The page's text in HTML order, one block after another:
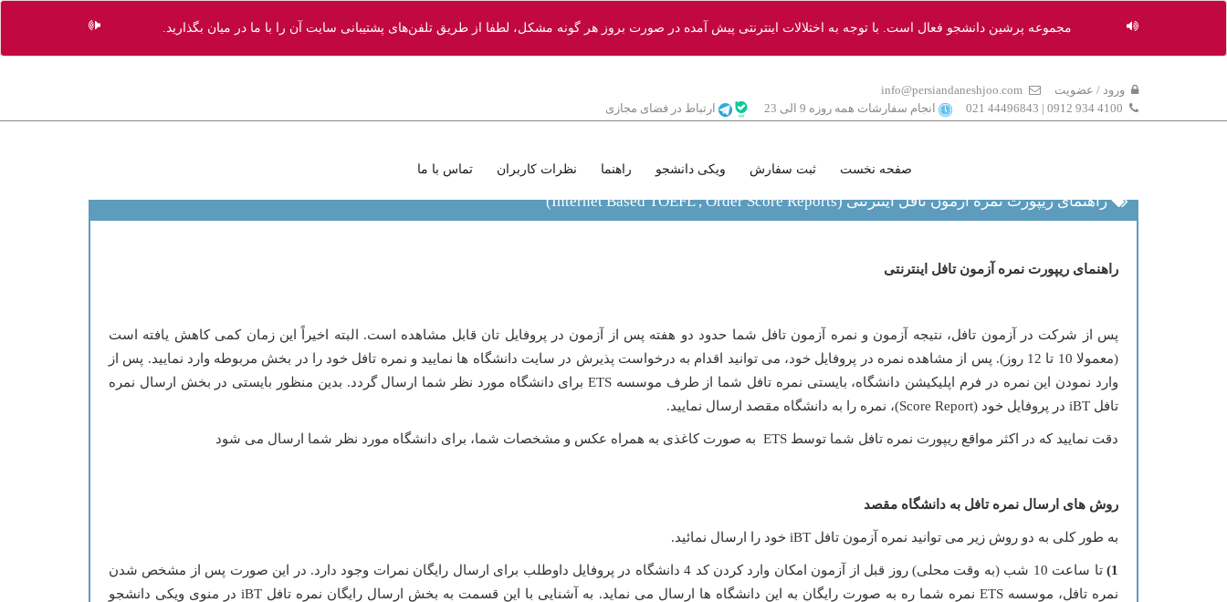
مجموعه پرشین دانشجو فعال است. با توجه به اختلالات اینترنتی پیش آمده در صورت بروز هر گونه مشکل، لطفا از طریق تلفن‌های پشتیبانی سایت آن را با ما در میان بگذارید.
ورود / عضویت
info@persiandaneshjoo.com
4100 934 0912 | 44496843 021
انجام سفارشات همه روزه 9 الی 23 ارتباط در فضای مجازی
صفحه نخست ثبت سفارش ویکی دانشجو راهنما نظرات کاربران تماس با ما
راهنمای ریپورت نمره آزمون تافل اینترنتی (Internet Based TOEFL , Order Score Reports)
راهنمای ریپورت نمره آزمون تافل اینترنتی
پس از شرکت در آزمون تافل، نتیجه آزمون و نمره آزمون تافل شما حدود دو هفته پس از آزمون در پروفایل تان قابل مشاهده است. البته اخیراً این زمان کمی کاهش یافته است
(معمولا 10 تا 12 روز). پس از مشاهده نمره در پروفایل خود، می توانید اقدام به درخواست پذیرش در سایت دانشگاه ها نمایید و نمره تافل خود را در بخش مربوطه وارد نمایید. پس از
وارد نمودن این نمره در فرم اپلیکیشن دانشگاه، بایستی نمره تافل شما از طرف موسسه ETS برای دانشگاه مورد نظر شما ارسال گردد. بدین منظور بایستی در بخش ارسال نمره
تافل iBT در پروفایل خود (Score Report)، نمره را به دانشگاه مقصد ارسال نمایید.
دقت نمایید که در اکثر مواقع ریپورت نمره تافل شما توسط ETS به صورت کاغذی به همراه عکس و مشخصات شما، برای دانشگاه مورد نظر شما ارسال می شود
روش های ارسال نمره تافل به دانشگاه مقصد
به طور کلی به دو روش زیر می توانید نمره آزمون تافل iBT خود را ارسال نمائید.
1)
تا ساعت 10 شب (به وقت محلی) روز قبل از آزمون امکان وارد کردن کد 4 دانشگاه در پروفایل داوطلب برای ارسال رایگان نمرات وجود دارد. در این صورت پس از مشخص شدن
نمره تافل، موسسه ETS نمره شما ره به صورت رایگان به این دانشگاه ها ارسال می نماید. به آشنایی با این قسمت به بخش ارسال رایگان نمره تافل iBT در منوی ویکی دانشجو